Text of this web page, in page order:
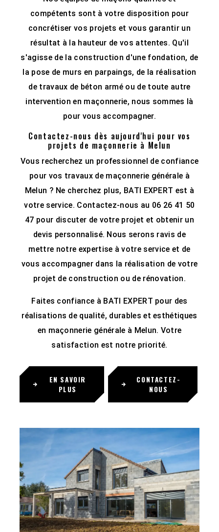
compétents sont à votre disposition pour
concrétiser vos projets et vous garantir un
résultat à la hauteur de vos attentes. Qu'il
s'agisse de la construction d'une fondation, de
la pose de murs en parpaings, de la réalisation
de travaux de béton armé ou de toute autre
intervention en maçonnerie, nous sommes là
pour vous accompagner.
Contactez-nous dès aujourd'hui pour vos
projets de maçonnerie à Melun
Vous recherchez un professionnel de confiance
pour vos travaux de maçonnerie générale à
Melun ? Ne cherchez plus, BATI EXPERT est à
votre service. Contactez-nous au 06 26 41 50
47 pour discuter de votre projet et obtenir un
devis personnalisé. Nous serons ravis de
mettre notre expertise à votre service et de
vous accompagner dans la réalisation de votre
projet de construction ou de rénovation.
Faites confiance à BATI EXPERT pour des
réalisations de qualité, durables et esthétiques
en maçonnerie générale à Melun. Votre
satisfaction est notre priorité.
EN SAVOIR
PLUS
CONTACTEZ-
NOUS